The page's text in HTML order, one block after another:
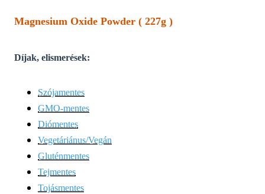
Magnesium Oxide Powder ( 227g )
Díjak, elismerések:
Szójamentes
GMO-mentes
Diómentes
Vegetáriánus/Vegán
Gluténmentes
Tejmentes
Tojásmentes